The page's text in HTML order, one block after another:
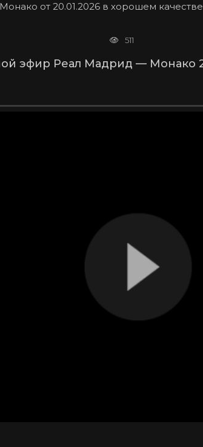
от 20.01.2026 в хорошем
511
эфир Реал Мадрид — Монако